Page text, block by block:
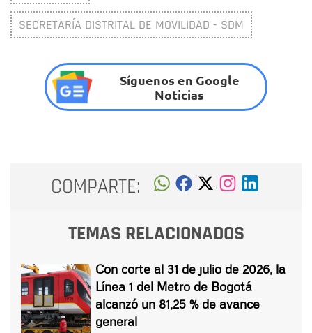
SECRETARÍA DISTRITAL DE MOVILIDAD - SDM
Síguenos en Google
Noticias
COMPARTE:
TEMAS RELACIONADOS
Con corte al 31 de julio de 2026, la
Línea 1 del Metro de Bogotá
alcanzó un 81,25 % de avance
general